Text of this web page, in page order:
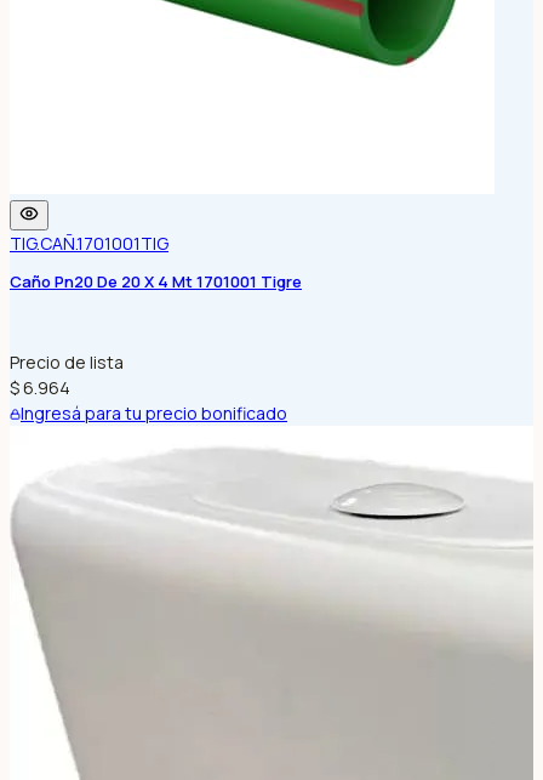
TIG.CAÑ.1701001TIG
Caño Pn20 De 20 X 4 Mt 1701001 Tigre
Precio de lista
$ 6.964
Ingresá para tu precio bonificado